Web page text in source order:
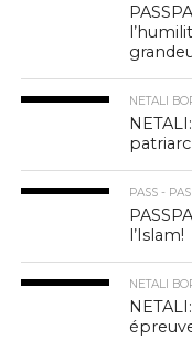
NETALI
PASS -
l’Islam!
NETALI